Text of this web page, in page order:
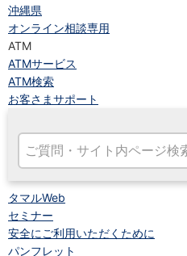
沖縄県
オンライン相談専用
ATM
ATMサービス
ATM検索
お客さまサポート
タマルWeb
セミナー
安全にご利用いただくために
パンフレット